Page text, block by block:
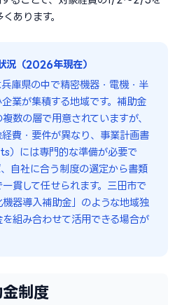
あります。
況（2026年現在）
庫県の中で精密機器・電機・半
業が集積する地域です。補助金
数の層で用意されていますが、
費・要件が異なり、事業計画書
）には専門的な準備が必要で
自社に合う制度の選定から書類
貫して任せられます。三田市で
器導入補助金」のような地域独
組み合わせて活用できる場合が
制度